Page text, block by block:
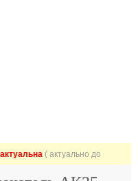
( актуально до